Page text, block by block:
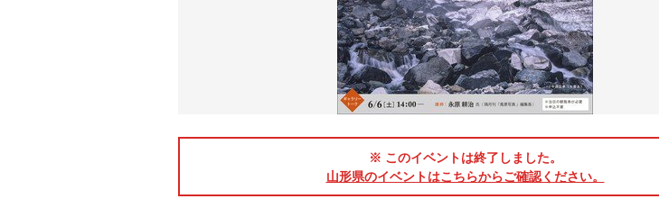
※ このイベントは終了しました。
山形県のイベントはこちらからご確認ください。